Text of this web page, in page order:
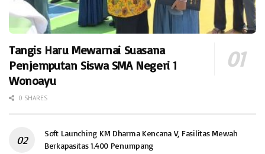
Tangis Haru Mewarnai Suasana
Penjemputan Siswa SMA Negeri 1
Wonoayu
0 SHARES
Soft Launching KM Dharma Kencana V, Fasilitas Mewah
Berkapasitas 1.400 Penumpang